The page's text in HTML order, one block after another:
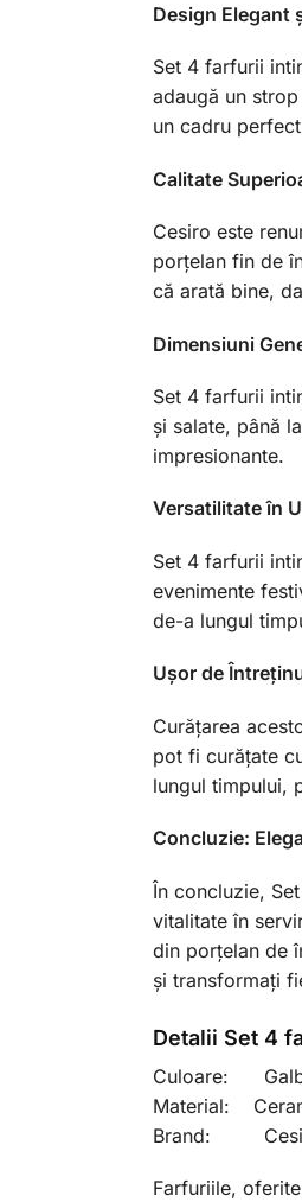
Design Elegant
Set 4 farfurii
adaugă un
un cadru
Calitate
Cesiro este
porțelan fin de
că arată bine,
Dimensiuni
Set 4 farfurii
și salate, până
impresionante.
Versatilitate în
Set 4 farfurii
evenimente
de-a lungul
Ușor de
Curățarea
pot fi curățate
lungul timpului,
Concluzie:
În concluzie,
vitalitate în
din porțelan de
și transformați
Detalii Set 4
Culoare:
Material:
Brand:
Farfuriile,